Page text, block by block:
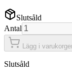
Slutsåld
Antal
Lägg i
Slutsåld